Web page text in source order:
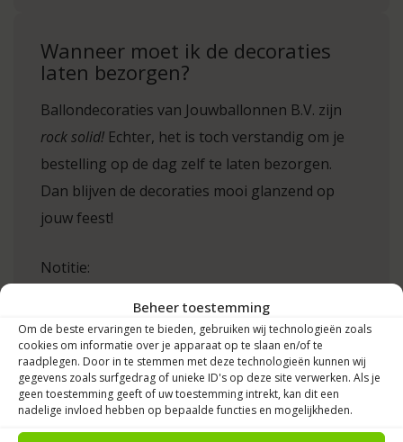
Beheer toestemming
Om de beste ervaringen te bieden, gebruiken wij technologieën zoals
cookies om informatie over je apparaat op te slaan en/of te
raadplegen. Door in te stemmen met deze technologieën kunnen wij
gegevens zoals surfgedrag of unieke ID's op deze site verwerken. Als je
geen toestemming geeft of uw toestemming intrekt, kan dit een
nadelige invloed hebben op bepaalde functies en mogelijkheden.
Wanneer moet ik de decoraties
laten bezorgen?
Ballondecoraties van Jouwballonnen B.V. zijn
rock solid! Echter, het is toch verstandig om je
bestelling op de dag zelf te laten bezorgen.
Dan blijven de decoraties mooi glanzend op
jouw feest!
Notitie:
heliumballonnen en
heliumballon trosjes 33cmgaan
maximaal 14 uur mee. Bestel voor op de
feestdag zelf.
Eenballonnenboog,ballonnenpilaar,
lopers en afzetpalen kunnen weleen dag
eerder worden geleverd.